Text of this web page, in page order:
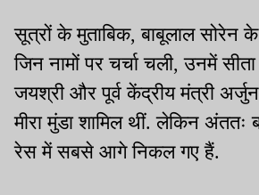
सूत्रों के मुताबिक, बाबूलाल सोरेन
जिन नामों पर चर्चा चली, उनमें
जयश्री और पूर्व केंद्रीय मंत्री
मीरा मुंडा शामिल थीं. लेकिन अंततः
रेस में सबसे आगे निकल गए हैं.